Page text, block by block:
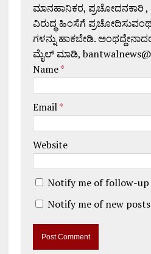
ಮಾನಹಾನಿಕರ, ಪ್ರಚೋದನಕಾರಿ ,
ವಿರುದ್ಧ ಹಿಂಸೆಗೆ
ಗಳನ್ನು ಹಾಕಬೇಡಿ.
ಮೈಲ್ ಮಾಡಿ,
Name*
Email*
Website
Notify me of follow-up
Notify me of new